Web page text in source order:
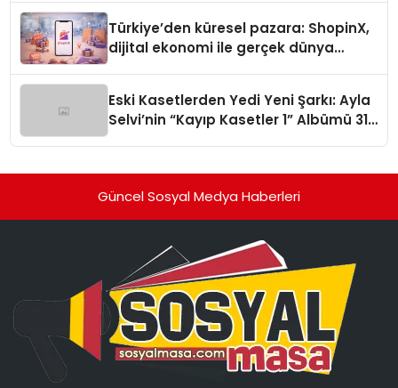
Türkiye’den küresel pazara: ShopinX,
dijital ekonomi ile gerçek dünya
Eski Kasetlerden Yedi Yeni Şarkı: Ayla
Selvi’nin “Kayıp Kasetler 1” Albümü 31
Güncel Sosyal Medya Haberleri